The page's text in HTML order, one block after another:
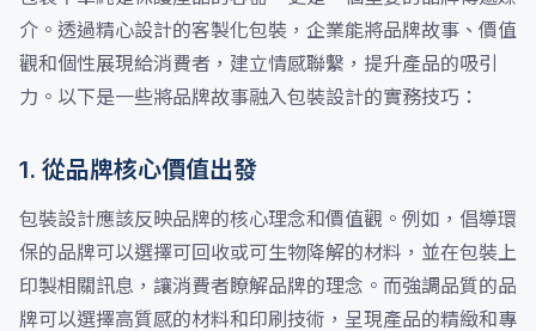
介。透過精心設計的客製化包裝，企業能將品牌故事、價值
觀和個性展現給消費者，建立情感聯繫，提升產品的吸引
力。以下是一些將品牌故事融入包裝設計的實務技巧：
1. 從品牌核心價值出發
包裝設計應該反映品牌的核心理念和價值觀。例如，倡導環
保的品牌可以選擇可回收或可生物降解的材料，並在包裝上
印製相關訊息，讓消費者瞭解品牌的理念。而強調品質的品
牌可以選擇高質感的材料和印刷技術，呈現產品的精緻和專